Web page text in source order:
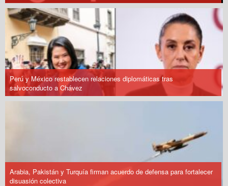
Perú y México restablecen relaciones diplomáticas tras
salvoconducto a Chávez
Arabia, Pakistán y Turquía firman acuerdo de defensa para fortalecer
disuasión colectiva